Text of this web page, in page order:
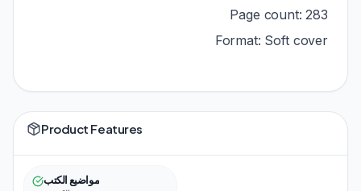
Page count: 283
Format: Soft cover
Product Features
مواضيع الكتب